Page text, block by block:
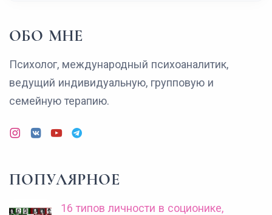
ОБО МНЕ
Психолог, международный психоаналитик,
ведущий индивидуальную, групповую и
семейную терапию.
ПОПУЛЯРНОЕ
16 типов личности в соционике,